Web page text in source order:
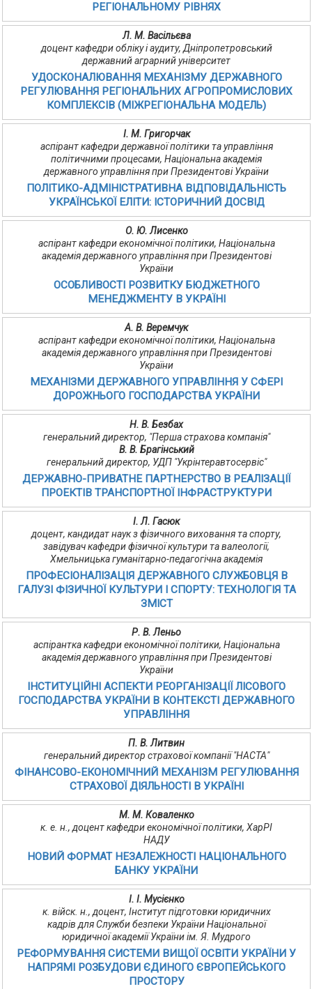
РЕГІОНАЛЬНОМУ РІВНЯХ
Л. М. Васільєва
доцент кафедри обліку і аудиту, Дніпропетровський
державний аграрний університет
УДОСКОНАЛЮВАННЯ МЕХАНІЗМУ ДЕРЖАВНОГО
РЕГУЛЮВАННЯ РЕГІОНАЛЬНИХ АГРОПРОМИСЛОВИХ
КОМПЛЕКСІВ (МІЖРЕГІОНАЛЬНА МОДЕЛЬ)
І. М. Григорчак
аспірант кафедри державної політики та управління
політичними процесами, Національна академія
державного управління при Президентові України
ПОЛІТИКО-АДМІНІСТРАТИВНА ВІДПОВІДАЛЬНІСТЬ
УКРАЇНСЬКОЇ ЕЛІТИ: ІСТОРИЧНИЙ ДОСВІД
О. Ю. Лисенко
аспірант кафедри економічної політики, Національна
академія державного управління при Президентові
України
ОСОБЛИВОСТІ РОЗВИТКУ БЮДЖЕТНОГО
МЕНЕДЖМЕНТУ В УКРАЇНІ
А. В. Веремчук
аспірант кафедри економічної політики, Національна
академія державного управління при Президентові
України
МЕХАНІЗМИ ДЕРЖАВНОГО УПРАВЛІННЯ У СФЕРІ
ДОРОЖНЬОГО ГОСПОДАРСТВА УКРАЇНИ
Н. В. Безбах
генеральний директор, "Перша страхова компанія"
В. В. Брагінський
генеральний директор, УДП "Укрінтеравтосервіс"
ДЕРЖАВНО-ПРИВАТНЕ ПАРТНЕРСТВО В РЕАЛІЗАЦІЇ
ПРОЕКТІВ ТРАНСПОРТНОЇ ІНФРАСТРУКТУРИ
І. Л. Гасюк
доцент, кандидат наук з фізичного виховання та спорту,
завідувач кафедри фізичної культури та валеології,
Хмельницька гуманітарно-педагогічна академія
ПРОФЕСІОНАЛІЗАЦІЯ ДЕРЖАВНОГО СЛУЖБОВЦЯ В
ГАЛУЗІ ФІЗИЧНОЇ КУЛЬТУРИ І СПОРТУ: ТЕХНОЛОГІЯ ТА
ЗМІСТ
Р. В. Леньо
аспірантка кафедри економічної політики, Національна
академія державного управління при Президентові
України
ІНСТИТУЦІЙНІ АСПЕКТИ РЕОРГАНІЗАЦІЇ ЛІСОВОГО
ГОСПОДАРСТВА УКРАЇНИ В КОНТЕКСТІ ДЕРЖАВНОГО
УПРАВЛІННЯ
П. В. Литвин
генеральний директор страхової компанії "НАСТА"
ФІНАНСОВО-ЕКОНОМІЧНИЙ МЕХАНІЗМ РЕГУЛЮВАННЯ
СТРАХОВОЇ ДІЯЛЬНОСТІ В УКРАЇНІ
М. М. Коваленко
к. е. н., доцент кафедри економічної політики, ХарРІ
НАДУ
НОВИЙ ФОРМАТ НЕЗАЛЕЖНОСТІ НАЦІОНАЛЬНОГО
БАНКУ УКРАЇНИ
І. І. Мусієнко
к. війск. н., доцент, Інститут підготовки юридичних
кадрів для Служби безпеки України Національної
юридичної академії України ім. Я. Мудрого
РЕФОРМУВАННЯ СИСТЕМИ ВИЩОЇ ОСВІТИ УКРАЇНИ У
НАПРЯМІ РОЗБУДОВИ ЄДИНОГО ЄВРОПЕЙСЬКОГО
ПРОСТОРУ